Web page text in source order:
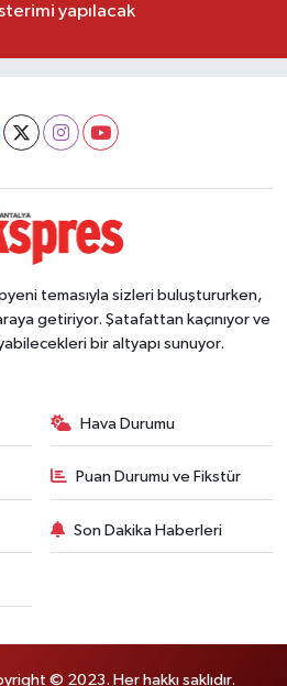
yapılacak
temasıyla sizleri buluştururken,
getiriyor. Şatafattan kaçınıyor ve
bir altyapı sunuyor.
Hava Durumu
Puan Durumu ve Fikstür
Son Dakika Haberleri
© 2023. Her hakkı saklıdır.